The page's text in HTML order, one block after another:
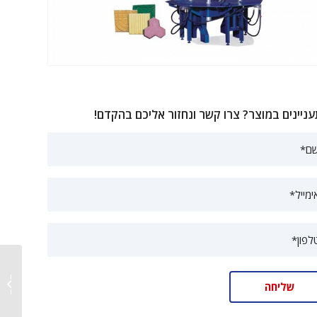
במוצר? צרו קשר ונחזור אליכם בהקדם!